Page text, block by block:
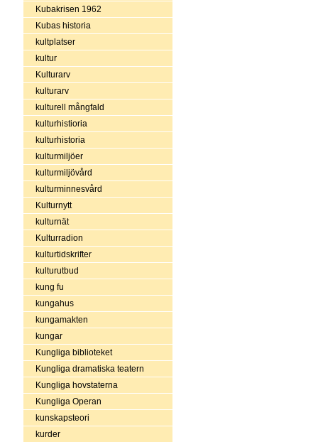
Kubakrisen 1962
Kubas historia
kultplatser
kultur
Kulturarv
kulturarv
kulturell mångfald
kulturhistioria
kulturhistoria
kulturmiljöer
kulturmiljövård
kulturminnesvård
Kulturnytt
kulturnät
Kulturradion
kulturtidskrifter
kulturutbud
kung fu
kungahus
kungamakten
kungar
Kungliga biblioteket
Kungliga dramatiska teatern
Kungliga hovstaterna
Kungliga Operan
kunskapsteori
kurder